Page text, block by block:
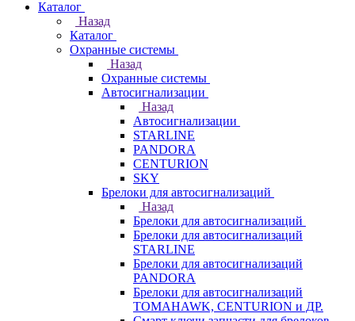
Каталог
Назад
Каталог
Охранные системы
Назад
Охранные системы
Автосигнализации
Назад
Автосигнализации
STARLINE
PANDORA
CENTURION
SKY
Брелоки для автосигнализаций
Назад
Брелоки для автосигнализаций
Брелоки для автосигнализаций
STARLINE
Брелоки для автосигнализаций
PANDORA
Брелоки для автосигнализаций
TOMAHAWK, CENTURION и ДР.